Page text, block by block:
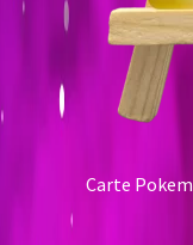
Carte